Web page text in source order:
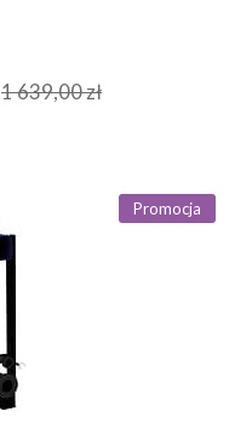
1 639,00 zł
Promocja